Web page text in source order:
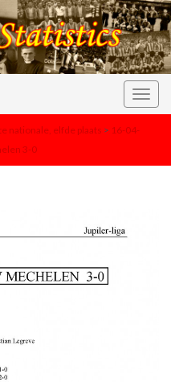
nationale, elfde plaats > 16-04-
3-0